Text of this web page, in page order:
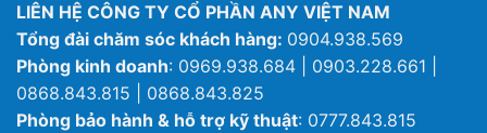
LIÊN HỆ CÔNG TY CỔ PHẦN ANY VIỆT NAM
Tổng đài chăm sóc khách hàng: 0904.938.569
Phòng kinh doanh: 0969.938.684 | 0903.228.661 |
0868.843.815 | 0868.843.825
Phòng bảo hành & hỗ trợ kỹ thuật: 0777.843.815